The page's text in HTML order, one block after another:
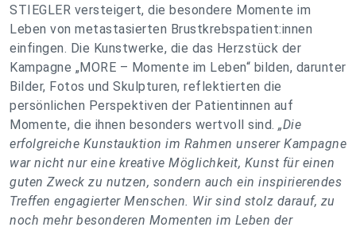
STIEGLER versteigert, die besondere Momente im
Leben von metastasierten Brustkrebspatient:innen
einfingen. Die Kunstwerke, die das Herzstück der
Kampagne „MORE – Momente im Leben“ bilden, darunter
Bilder, Fotos und Skulpturen, reflektierten die
persönlichen Perspektiven der Patientinnen auf
Momente, die ihnen besonders wertvoll sind. „Die
erfolgreiche Kunstauktion im Rahmen unserer Kampagne
war nicht nur eine kreative Möglichkeit, Kunst für einen
guten Zweck zu nutzen, sondern auch ein inspirierendes
Treffen engagierter Menschen. Wir sind stolz darauf, zu
noch mehr besonderen Momenten im Leben der